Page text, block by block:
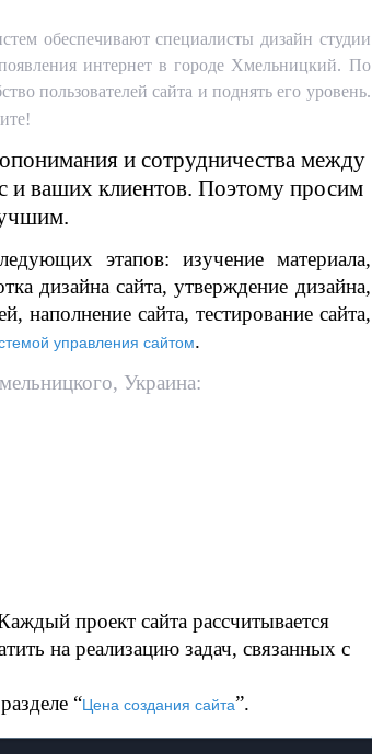
обеспечивают специалисты дизайн студии
интернет в городе Хмельницкий. По
пользователей сайта и поднять его уровень.
и сотрудничества между
и ваших клиентов. Поэтому просим
этапов: изучение материала,
дизайна сайта, утверждение дизайна,
наполнение сайта, тестирование сайта,
управления сайтом.
Украина:
проект сайта рассчитывается
на реализацию задач, связанных с
“Цена создания сайта”.